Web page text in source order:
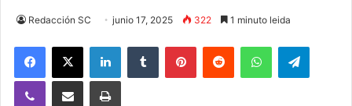
Redacción SC junio 17, 2025 322 1 minuto leida
Facebook
X LinkedInTumblr PinterestReddit WhatsApp
Viber Compartir vía email Imprimir